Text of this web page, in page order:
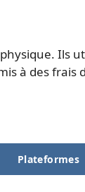
Ils
à des
Plateformes